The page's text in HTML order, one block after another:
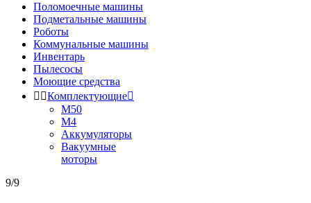
Поломоечные машины
Подметальные машины
Роботы
Коммунальные машины
Инвентарь
Пылесосы
Моющие средства
 Комплектующие
М50
М4
Аккумуляторы
Вакуумные
моторы
9/9